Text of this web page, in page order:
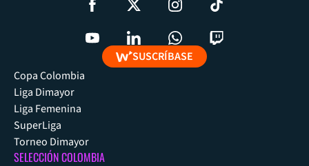
SUSCRÍBASE
Copa Colombia
Liga Dimayor
Liga Femenina
SuperLiga
Torneo Dimayor
SELECCIÓN COLOMBIA